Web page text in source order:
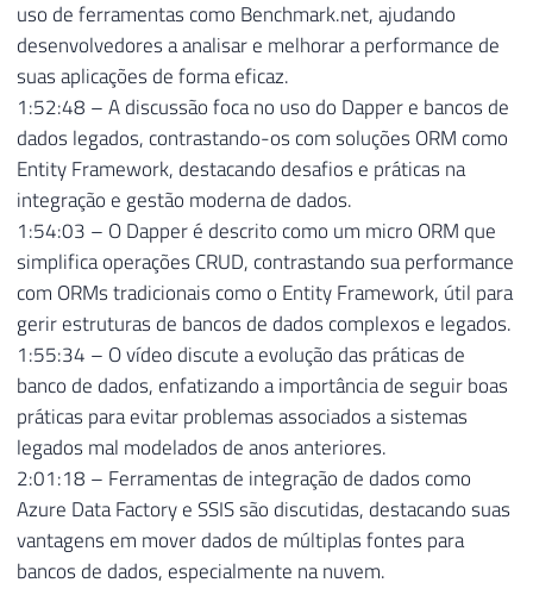
uso de ferramentas como Benchmark.net, ajudando
desenvolvedores a analisar e melhorar a performance de
suas aplicações de forma eficaz.
1:52:48 – A discussão foca no uso do Dapper e bancos de
dados legados, contrastando-os com soluções ORM como
Entity Framework, destacando desafios e práticas na
integração e gestão moderna de dados.
1:54:03 – O Dapper é descrito como um micro ORM que
simplifica operações CRUD, contrastando sua performance
com ORMs tradicionais como o Entity Framework, útil para
gerir estruturas de bancos de dados complexos e legados.
1:55:34 – O vídeo discute a evolução das práticas de
banco de dados, enfatizando a importância de seguir boas
práticas para evitar problemas associados a sistemas
legados mal modelados de anos anteriores.
2:01:18 – Ferramentas de integração de dados como
Azure Data Factory e SSIS são discutidas, destacando suas
vantagens em mover dados de múltiplas fontes para
bancos de dados, especialmente na nuvem.